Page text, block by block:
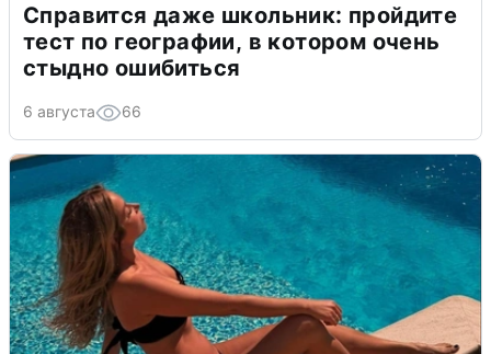
Справится даже школьник: пройдите
тест по географии, в котором очень
стыдно ошибиться
6 августа 66